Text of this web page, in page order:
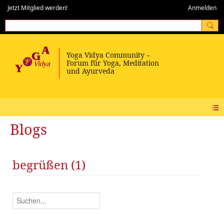
Jetzt Mitglied werden! Anmelden
Blogs
begrüßen (1)